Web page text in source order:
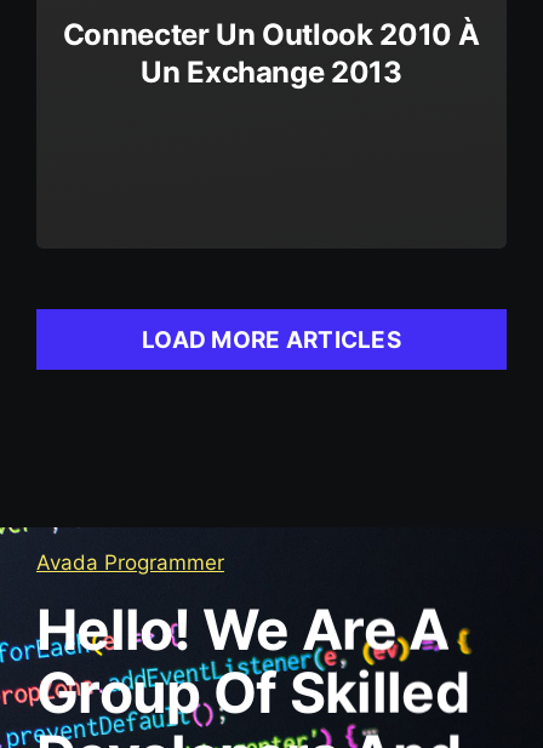
Connecter Un Outlook 2010 À
Un Exchange 2013
LOAD MORE ARTICLES
Avada Programmer
Hello! We Are A
Group Of Skilled